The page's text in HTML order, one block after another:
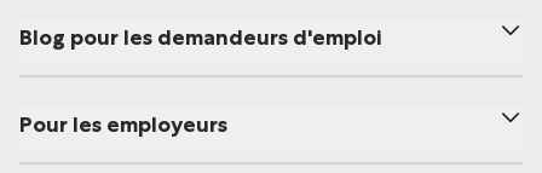
Blog pour les demandeurs d'emploi
Pour les employeurs